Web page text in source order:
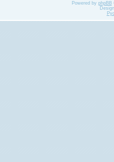
Powered by phpBB